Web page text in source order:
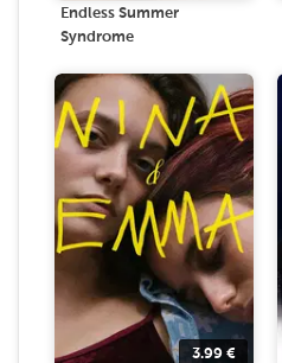
Endless Summer
Syndrome
3.99 €